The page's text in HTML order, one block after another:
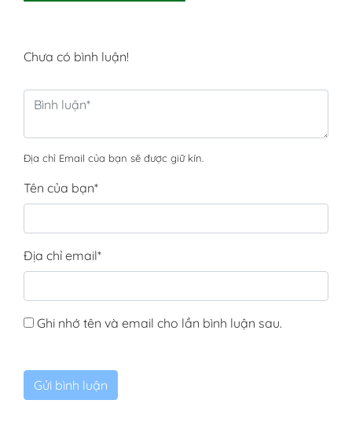
Chưa có bình luận!
Địa chỉ Email của bạn sẽ được giữ kín.
Tên của bạn*
Địa chỉ email*
Ghi nhớ tên và email cho lần bình luận sau.